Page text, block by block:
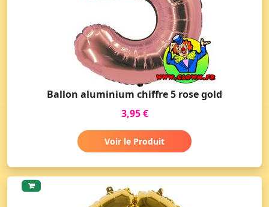
Ballon aluminium chiffre 5 rose gold
3,95 €
Voir le Produit